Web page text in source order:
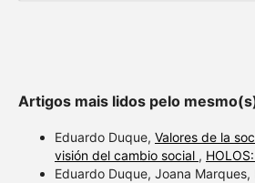
Artigos mais lidos pelo
Eduardo Duque, Valores de la
visión del cambio social ,
Eduardo Duque, Joana